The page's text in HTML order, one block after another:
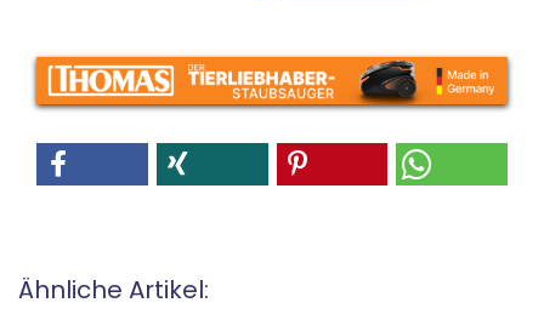
Ähnliche Artikel: